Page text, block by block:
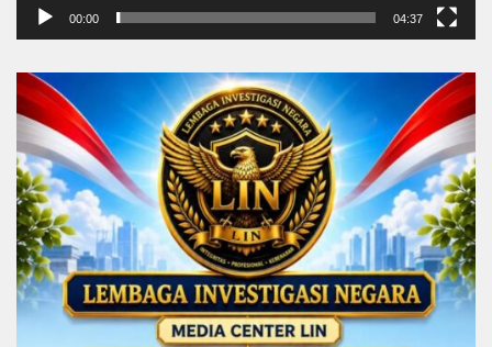
00:00 04:37